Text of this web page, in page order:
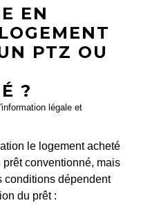
EN
PTZ OU
?
légale et
le logement acheté
conventionné, mais
conditions dépendent
du prêt :